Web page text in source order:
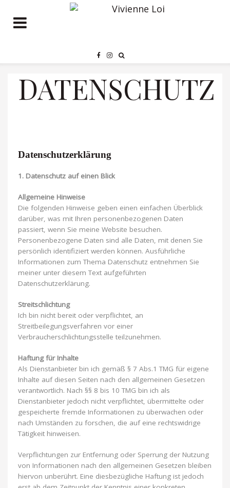
DATENSCHUTZ
Datenschutzerklärung
1. Datenschutz auf einen Blick
Allgemeine Hinweise
Die folgenden Hinweise geben einen einfachen Überblick
darüber, was mit Ihren personenbezogenen Daten
passiert, wenn Sie meine Website besuchen.
Personenbezogene Daten sind alle Daten, mit denen Sie
persönlich identifiziert werden können. Ausführliche
Informationen zum Thema Datenschutz entnehmen Sie
meiner unter diesem Text aufgeführten
Datenschutzerklärung.
Streitschlichtung
Ich bin nicht bereit oder verpflichtet, an
Streitbeilegungsverfahren vor einer
Verbraucherschlichtungsstelle teilzunehmen.
Haftung für Inhalte
Als Dienstanbieter bin ich gemäß § 7 Abs.1 TMG für eigene
Inhalte auf diesen Seiten nach den allgemeinen Gesetzen
verantwortlich. Nach §§ 8 bis 10 TMG bin ich als
Dienstanbieter jedoch nicht verpflichtet, übermittelte oder
gespeicherte fremde Informationen zu überwachen oder
nach Umständen zu forschen, die auf eine rechtswidrige
Tätigkeit hinweisen.
Verpflichtungen zur Entfernung oder Sperrung der Nutzung
von Informationen nach den allgemeinen Gesetzen bleiben
hiervon unberührt. Eine diesbezügliche Haftung ist jedoch